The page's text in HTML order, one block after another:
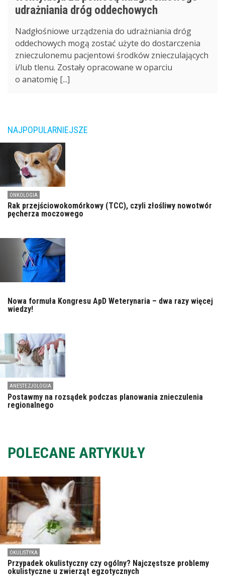
udrażniania dróg oddechowych
Nadgłośniowe urządzenia do udrażniania dróg
oddechowych mogą zostać użyte do dostarczenia
znieczulonemu pacjentowi środków znieczulających
i/lub tlenu. Zostały opracowane w oparciu
o anatomię [...]
NAJPOPULARNIEJSZE
ONKOLOGIA
Rak przejściowokomórkowy (TCC), czyli złośliwy nowotwór
pęcherza moczowego
Nowa formuła Kongresu ApD Weterynaria – dwa razy więcej
wiedzy!
ANESTEZJOLOGIA
Postawmy na rozsądek podczas planowania znieczulenia
regionalnego
POLECANE ARTYKUŁY
OKULISTYKA
Przypadek okulistyczny czy ogólny? Najczęstsze problemy
okulistyczne u zwierząt egzotycznych